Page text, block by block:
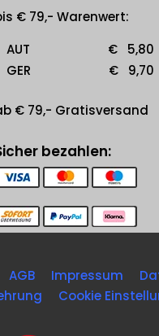
€ 79,- Warenwert:
AUT € 5,80
GER € 9,70
€ 79,- Gratisversand
bezahlen:
AGB Impressum
Cookie